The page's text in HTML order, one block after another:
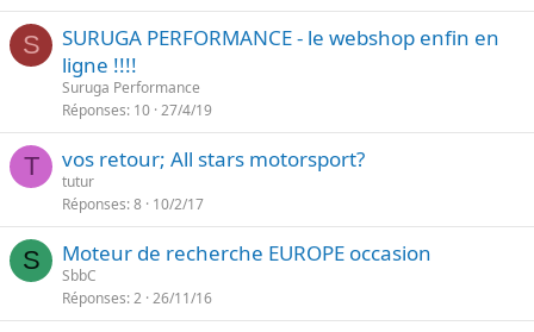
S
SURUGA PERFORMANCE - le webshop enfin en
ligne !!!!
Suruga Performance
Réponses 10 27/4/19
T vos retour; All stars motorsport?
tutur
Réponses 8 10/2/17
S Moteur de recherche EUROPE occasion
SbbC
Réponses 2 26/11/16